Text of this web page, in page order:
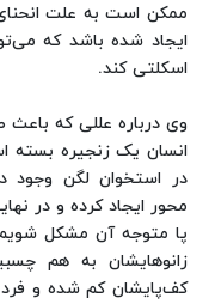
ممکن است به علت
ایجاد شده باشد که
اسکلتی کند.
وی درباره عللی که
انسان یک زنجیره بسته
در استخوان لگن وجود
محور ایجاد کرده و در
پا متوجه آن مشکل
زانوهایشان به هم
کف‌پایشان کم شده و